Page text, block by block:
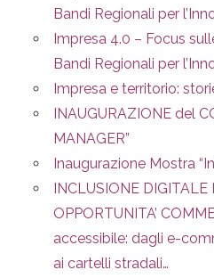
Bandi Regionali per
Impresa 4.0 – Focus
Bandi Regionali per
Impresa e territorio:
INAUGURAZIONE del
MANAGER”
Inaugurazione Mostra
INCLUSIONE DIGITALE
OPPORTUNITA’
accessibile: dagli e-
ai cartelli stradali…